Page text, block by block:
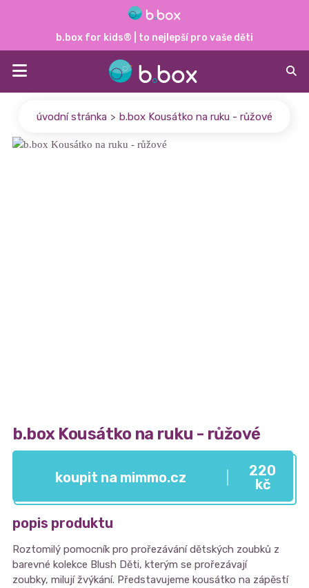
b.box for kids® | to nejlepší pro vaše děti
úvodní stránka > b.box Kousátko na ruku - růžové
b.box Kousátko na ruku - růžové
koupit na mimmo.cz
220
kč
popis produktu
Roztomilý pomocník pro prořezávání dětských zoubků z
barevné kolekce Blush Děti, kterým se prořezávají
zoubky, milují žvýkání. Představujeme kousátko na zápěstí